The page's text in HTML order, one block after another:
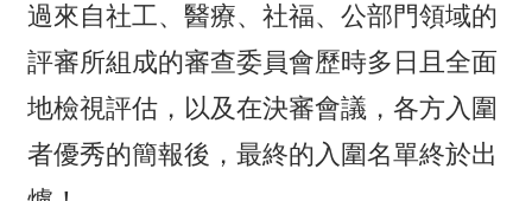
過來自社工、醫療、社福、公部門領域的
評審所組成的審查委員會歷時多日且全面
地檢視評估，以及在決審會議，各方入圍
者優秀的簡報後，最終的入圍名單終於出